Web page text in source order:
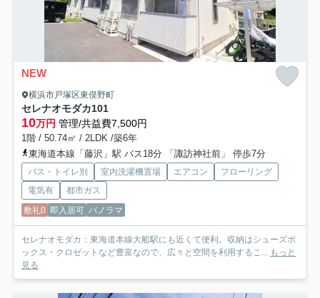
NEW
横浜市戸塚区東俣野町
セレナオモダカ101
10万円 管理/共益費7,500円
1階 / 50.74㎡ / 2LDK /築6年
東海道本線「藤沢」駅 バス18分 「諏訪神社前」 停歩7分
バス・トイレ別 室内洗濯機置場 エアコン
フローリング
電気有
都市ガス
敷礼0 即入居可 パノラマ
セレナオモダカ：東海道本線大船駅にも近くて便利。収納はシューズボ
ックス・クロゼットなど豊富なので、広々と空間を利用するこ... もっと
見る